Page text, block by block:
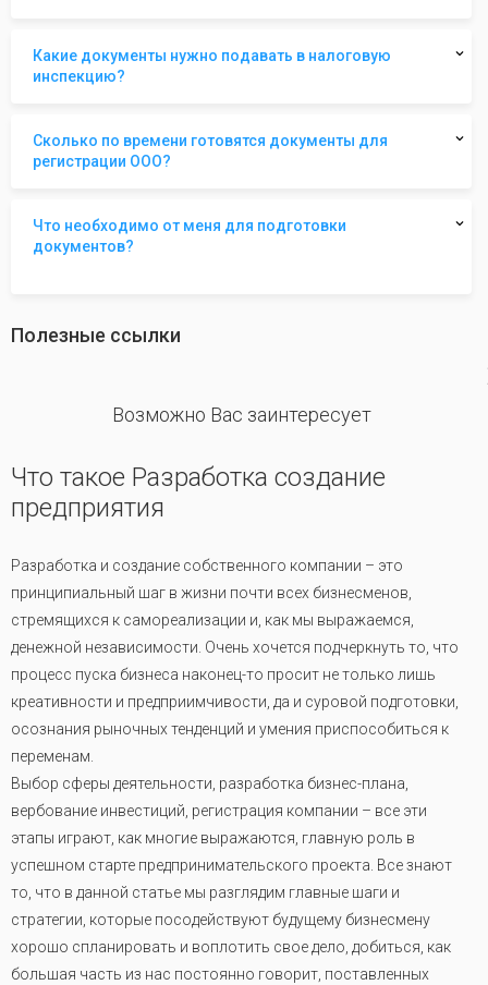
Какие документы нужно подавать в налоговую
инспекцию?
Сколько по времени готовятся документы для
регистрации ООО?
Что необходимо от меня для подготовки
документов?
Полезные ссылки
Возможно Вас заинтересует
Что такое Разработка создание
предприятия
Разработка и создание собственного компании – это
принципиальный шаг в жизни почти всех бизнесменов,
стремящихся к самореализации и, как мы выражаемся,
денежной независимости. Очень хочется подчеркнуть то, что
процесс пуска бизнеса наконец-то просит не только лишь
креативности и предприимчивости, да и суровой подготовки,
осознания рыночных тенденций и умения приспособиться к
переменам.
Выбор сферы деятельности, разработка бизнес-плана,
вербование инвестиций, регистрация компании – все эти
этапы играют, как многие выражаются, главную роль в
успешном старте предпринимательского проекта. Все знают
то, что в данной статье мы разглядим главные шаги и
стратегии, которые посодействуют будущему бизнесмену
хорошо спланировать и воплотить свое дело, добиться, как
большая часть из нас постоянно говорит, поставленных